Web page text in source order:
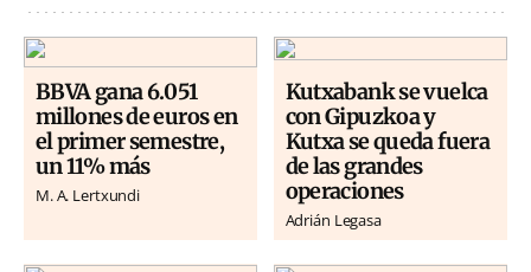
BBVA gana 6.051
millones de euros en
el primer semestre,
un 11% más
M. A. Lertxundi
Kutxabank se vuelca
con Gipuzkoa y
Kutxa se queda fuera
de las grandes
operaciones
Adrián Legasa